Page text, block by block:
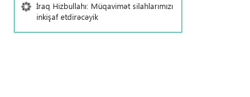
İraq Hizbullahı: Müqavimət silahlarımızı
inkişaf etdirəcəyik